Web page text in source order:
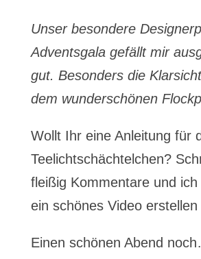
Unser besondere
Adventsgala gefällt mir
gut. Besonders die
dem wunderschönen
Wollt Ihr eine Anleitung für
Teelichtschächtelchen?
fleißig Kommentare und
ein schönes Video erstellen
Einen schönen Abend